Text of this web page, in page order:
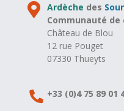
Ardèche des
Communauté de
Château de Blou
12 rue Pouget
07330 Thueyts
+33 (0)4 75 89 01